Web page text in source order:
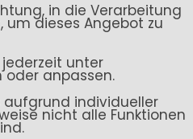
in die Verarbeitung
um dieses Angebot zu
jederzeit unter
oder anpassen.
aufgrund individueller
nicht alle Funktionen